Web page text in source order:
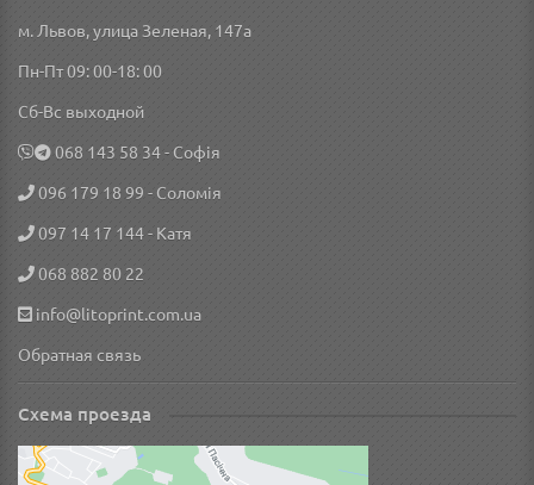
м. Львов, улица Зеленая, 147а
Пн-Пт 09: 00-18: 00
Сб-Вс выходной
‎068 143 58 34- Софія
096 179 18 99 - Соломія
097 14 17 144- Катя
068 882 80 22
info@litoprint.com.ua
Обратная связь
Схема проезда